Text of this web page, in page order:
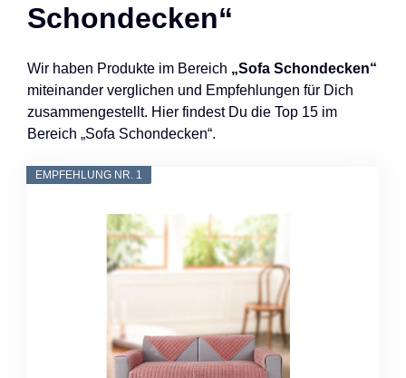
Schondecken“
Wir haben Produkte im Bereich „Sofa Schondecken“
miteinander verglichen und Empfehlungen für Dich
zusammengestellt. Hier findest Du die Top 15 im
Bereich „Sofa Schondecken“.
EMPFEHLUNG NR. 1